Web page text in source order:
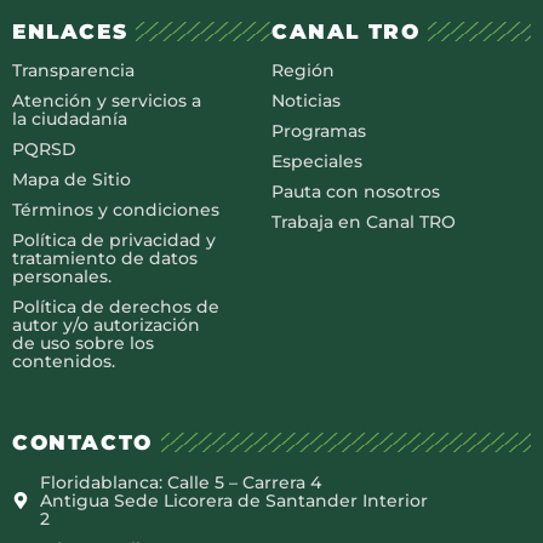
ENLACES
Transparencia
Atención y servicios a
la ciudadanía
PQRSD
Mapa de Sitio
Términos y condiciones
Política de privacidad y
tratamiento de datos
personales.
Política de derechos de
autor y/o autorización
de uso sobre los
contenidos.
CANAL TRO
Región
Noticias
Programas
Especiales
Pauta con nosotros
Trabaja en Canal TRO
CONTACTO
Floridablanca: Calle 5 – Carrera 4
Antigua Sede Licorera de Santander Interior
2